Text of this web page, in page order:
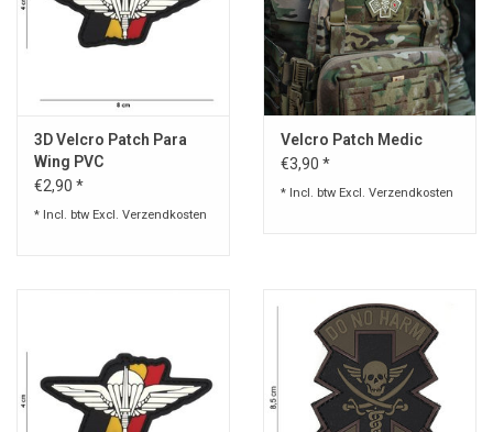
3D Velcro Patch Para
Wing PVC
€2,90 *
* Incl. btw Excl. Verzendkosten
Velcro Patch Medic
€3,90 *
* Incl. btw Excl. Verzendkosten